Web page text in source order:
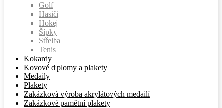
Golf
Hasiči
Hokej
Šípky
Střelba
Tenis
Kokardy
Kovové diplomy a plakety
Medaily
Plakety
Zakázková výroba akrylátových medailí
Zakázkové pamětní plakety